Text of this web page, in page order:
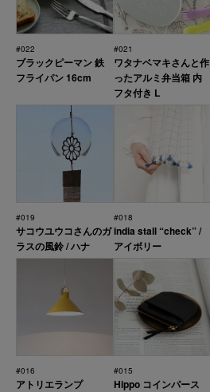
#022
ブラックピーマン 鉄
フライパン 16cm
#021
ワタナベマキさんと作
ったアルミ弁当箱 内
フタ付き L
#019
サコウユウコさんのガ
ラスの風鈴 / ハナ
#018
india stall “check” /
アイボリー
#016
アトリエランプ
#015
Hippo コインパース